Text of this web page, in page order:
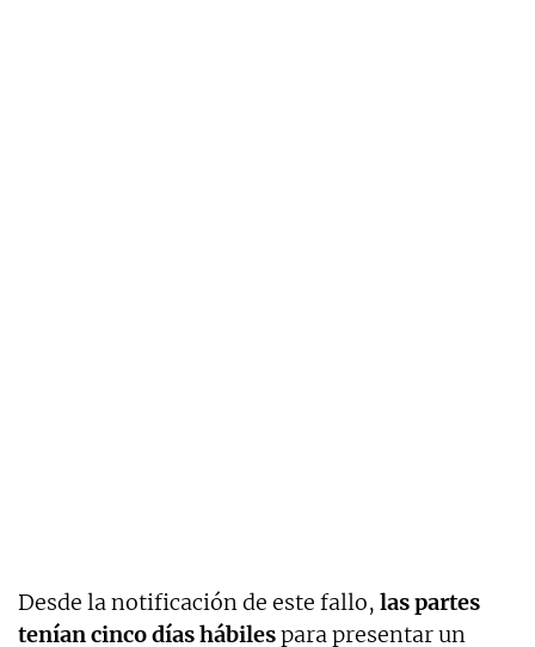
Desde la notificación de este fallo, las partes
tenían cinco días hábilespara presentar un